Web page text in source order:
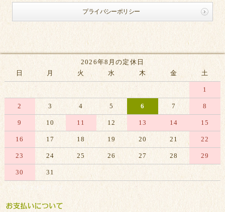
プライバシーポリシー
2026年8月の定休日
日
月 火 水 木 金 土
1
2 3 4 5 6 7 8
9 10 11 12 13 14 15
16 17 18 19 20 21 22
23 24 25 26 27 28 29
30 31
※赤字は休業日です